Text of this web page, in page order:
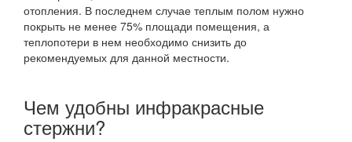
отопления. В последнем случае теплым полом нужно
покрыть не менее 75% площади помещения, а
теплопотери в нем необходимо снизить до
рекомендуемых для данной местности.
Чем удобны инфракрасные
стержни?